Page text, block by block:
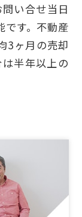
い合せ当日
です。不動産
3ヶ月の売却
半年以上の